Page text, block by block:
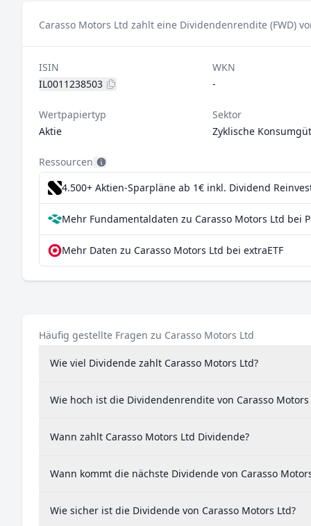
Carasso Motors Ltd zahlt eine Dividendenrendite (FWD)
ISIN
IL0011238503
WKN
-
Wertpapiertyp
Aktie
Sektor
Zyklische
Ressourcen
4.500+ Aktien-Sparpläne ab 1€ inkl. Dividend
Mehr Fundamentaldaten zu Carasso Motors Ltd bei
Mehr Daten zu Carasso Motors Ltd bei extraETF
Häufig gestellte Fragen zu Carasso Motors Ltd
Wie viel Dividende zahlt Carasso Motors Ltd?
Wie hoch ist die Dividendenrendite von Carasso Motors
Wann zahlt Carasso Motors Ltd Dividende?
Wann kommt die nächste Dividende von Carasso
Wie sicher ist die Dividende von Carasso Motors Ltd?